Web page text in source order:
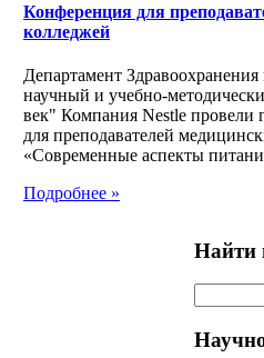
Конференция для
колледжей
Департамент
научный и учебно-
век" Компания Nestle провели
для преподавателей
«Современные аспекты
Подробнее »
Найти